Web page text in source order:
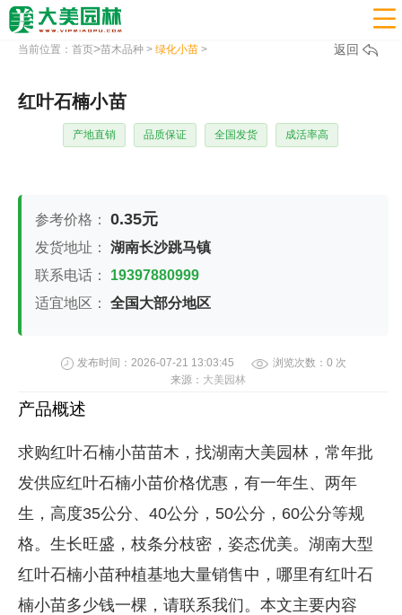

当前位置： 首页>苗木品种> 绿化小苗> 返回
红叶石楠小苗
产地直销 品质保证 全国发货 成活率高
参考价格： 0.35元
发货地址：
湖南长沙跳马镇
联系电话：
19397880999
适宜地区：
全国大部分地区
发布时间：2026-07-21 13:03:45 浏览次数： 0 次
来源： 大美园林
产品概述
求购红叶石楠小苗苗木，找湖南大美园林，常年批
发供应红叶石楠小苗价格优惠，有一年生、两年
生，高度35公分、40公分，50公分，60公分等规
格。生长旺盛，枝条分枝密，姿态优美。湖南大型
红叶石楠小苗种植基地大量销售中，哪里有红叶石
楠小苗多少钱一棵，请联系我们。本文主要内容